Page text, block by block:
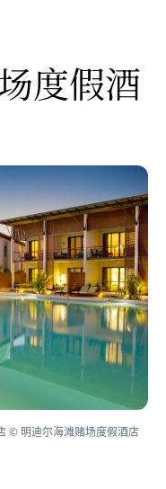
度假酒
© 明迪尔海滩赌场度假酒店